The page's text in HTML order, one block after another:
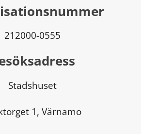
212000-0555
Stadshuset
1, Värnamo